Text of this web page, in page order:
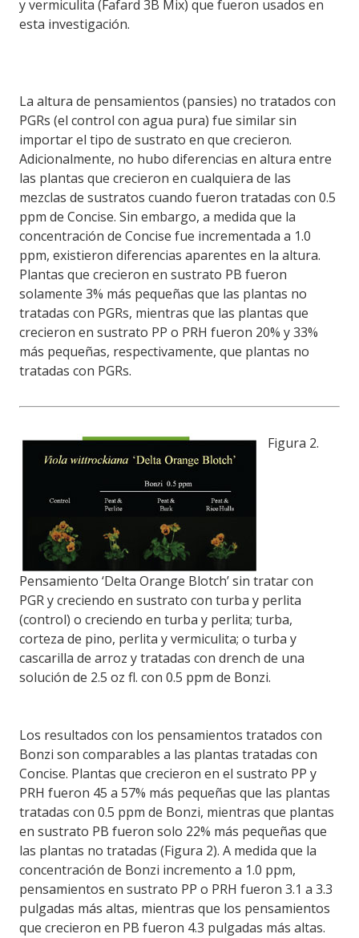
y vermiculita (Fafard 3B Mix) que fueron usados en
esta investigación.
La altura de pensamientos (pansies) no tratados con
PGRs (el control con agua pura) fue similar sin
importar el tipo de sustrato en que crecieron.
Adicionalmente, no hubo diferencias en altura entre
las plantas que crecieron en cualquiera de las
mezclas de sustratos cuando fueron tratadas con 0.5
ppm de Concise. Sin embargo, a medida que la
concentración de Concise fue incrementada a 1.0
ppm, existieron diferencias aparentes en la altura.
Plantas que crecieron en sustrato PB fueron
solamente 3% más pequeñas que las plantas no
tratadas con PGRs, mientras que las plantas que
crecieron en sustrato PP o PRH fueron 20% y 33%
más pequeñas, respectivamente, que plantas no
tratadas con PGRs.
Figura 2.
Pensamiento ‘Delta Orange Blotch’ sin tratar con
PGR y creciendo en sustrato con turba y perlita
(control) o creciendo en turba y perlita; turba,
corteza de pino, perlita y vermiculita; o turba y
cascarilla de arroz y tratadas con drench de una
solución de 2.5 oz fl. con 0.5 ppm de Bonzi.
Los resultados con los pensamientos tratados con
Bonzi son comparables a las plantas tratadas con
Concise. Plantas que crecieron en el sustrato PP y
PRH fueron 45 a 57% más pequeñas que las plantas
tratadas con 0.5 ppm de Bonzi, mientras que plantas
en sustrato PB fueron solo 22% más pequeñas que
las plantas no tratadas (Figura 2). A medida que la
concentración de Bonzi incremento a 1.0 ppm,
pensamientos en sustrato PP o PRH fueron 3.1 a 3.3
pulgadas más altas, mientras que los pensamientos
que crecieron en PB fueron 4.3 pulgadas más altas.